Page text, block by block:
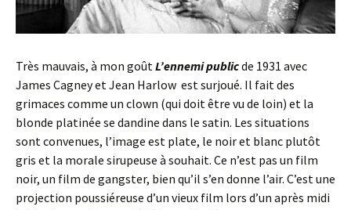
Très mauvais, à mon goûtL’ennemi publicde 1931 avec
James Cagney et Jean Harlow est surjoué. Il fait des
grimaces comme un clown (qui doit être vu de loin) et la
blonde platinée se dandine dans le satin. Les situations
sont convenues, l’image est plate, le noir et blanc plutôt
gris et la morale sirupeuse à souhait. Ce n’est pas un film
noir, un film de gangster, bien qu’il s’en donne l’air. C’est une
projection poussiéreuse d’un vieux film lors d’un après midi